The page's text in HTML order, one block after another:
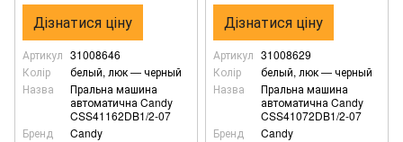
Дізнатися ціну
Артикул 31008646
Колір
белый, люк — черный
Назва
Пральна машина
автоматична Candy
CSS41162DB1/2-07
Бренд
Candy
Дізнатися ціну
Артикул 31008629
Колір
белый, люк — черный
Назва
Пральна машина
автоматична Candy
CSS41072DB1/2-07
Бренд
Candy